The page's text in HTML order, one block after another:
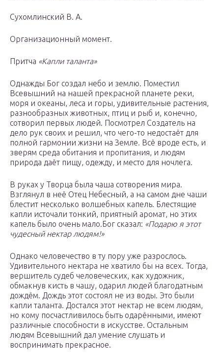
Сухомлинский В. А.
Организационный момент.
Притча «Капли таланта»
Однажды Бог создал небо и землю. Поместил
Всевышний на нашей прекрасной планете реки,
моря и океаны, леса и горы, удивительные растения,
разнообразных животных, птиц и рыб и, конечно,
сотворил первых людей. Посмотрел Создатель на
дело рук своих и решил, что чего-то недостаёт для
полной гармонии жизни на Земле. Всё вроде есть, и
зверям среда обитания и пропитания, и людям
природа даёт пищу, одежду, и место для ночлега.
В руках у Творца была чаша сотворения мира.
Взглянул в неё Отец Небесный, а на самом дне чаши
блестит несколько волшебных капель. Блестящие
капли источали тонкий, приятный аромат, но этих
капель было очень мало.Бог сказал: «Подарю я этот
чудесный нектар людям!»
Однако человечество в ту пору уже разрослось.
Удивительного нектара не хватило бы на всех. Тогда,
вершитель судеб человеческих, как художник,
обмакнув кисть в чашу, одарил людей благодатным
дождём. Дождь этот состоял не из воды. Это были
капли таланта. Достался этот нектар не всем людям,
но кому посчастливилось быть одарёнными, имеют
различные способности в искусстве. Остальным
людям Всевышний дал умение слушать и
воспринимать прекрасное.